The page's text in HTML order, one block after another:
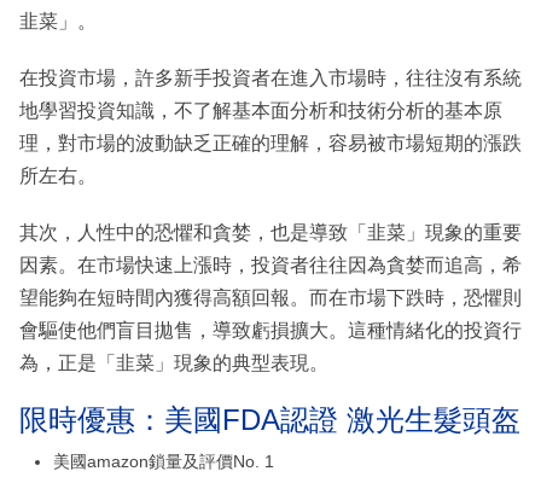
韭菜」。
在投資市場，許多新手投資者在進入市場時，往往沒有系統
地學習投資知識，不了解基本面分析和技術分析的基本原
理，對市場的波動缺乏正確的理解，容易被市場短期的漲跌
所左右。
其次，人性中的恐懼和貪婪，也是導致「韭菜」現象的重要
因素。在市場快速上漲時，投資者往往因為貪婪而追高，希
望能夠在短時間內獲得高額回報。而在市場下跌時，恐懼則
會驅使他們盲目拋售，導致虧損擴大。這種情緒化的投資行
為，正是「韭菜」現象的典型表現。
限時優惠：美國FDA認證 激光生髮頭盔
美國amazon鎖量及評價No. 1